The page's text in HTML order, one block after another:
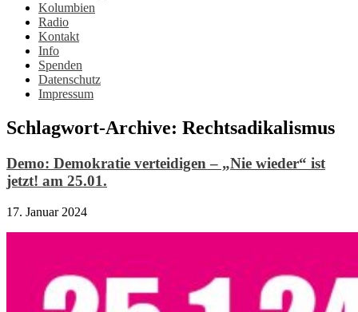
Kolumbien
Radio
Kontakt
Info
Spenden
Datenschutz
Impressum
Schlagwort-Archive: Rechtsadikalismus
Demo: Demokratie verteidigen – „Nie wieder“ ist
jetzt! am 25.01.
17. Januar 2024